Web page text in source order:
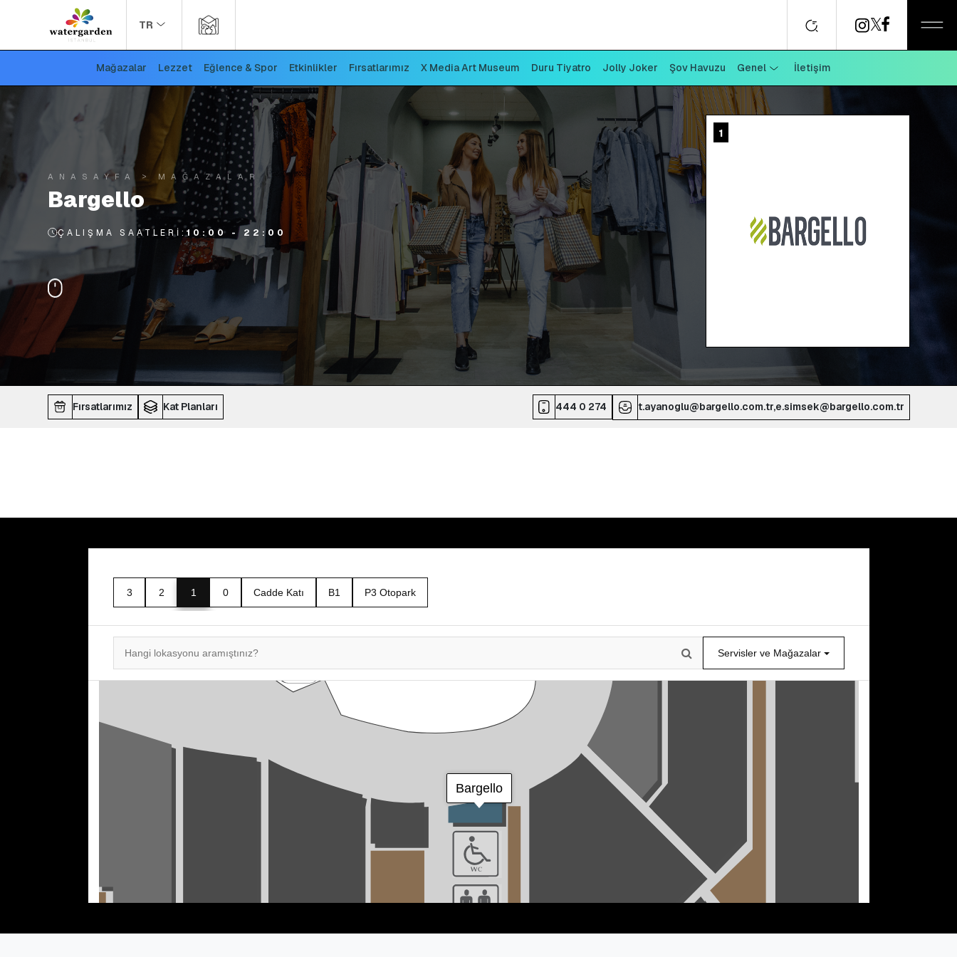
TR
Mağazalar Lezzet Eğlence & Spor Etkinlikler Fırsatlarımız X Media Art Museum Duru Tiyatro Jolly Joker Şov Havuzu Genel İletişim
ANASAYFA MAĞAZALAR
Bargello
ÇALIŞMA SAATLERI:10:00 - 22:00
1
Fırsatlarımız Kat Planları 444 0 274 t.ayanoglu@bargello.com.tr,e.simsek@bargello.com.tr